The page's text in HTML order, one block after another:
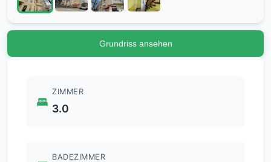
Grundriss ansehen
ZIMMER
3.0
BADEZIMMER